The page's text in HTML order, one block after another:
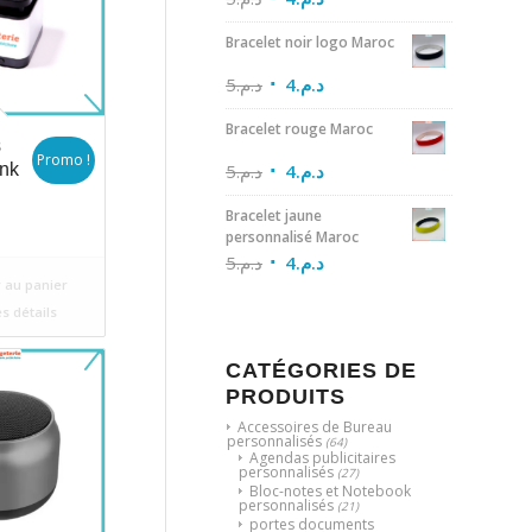
:
د.م.100.
د.م.95.
Promo !
panier
détails
Bracelet noir logo Maroc
د.م.5 د.م.4
Bracelet rouge Maroc
د.م.5 د.م.4
Bracelet jaune
personnalisé Maroc
د.م.5 د.م.4
CATÉGORIES DE
PRODUITS
Accessoires de Bureau
personnalisés (64)
Agendas publicitaires
personnalisés (27)
Bloc-notes et Notebook
personnalisés (21)
portes documents